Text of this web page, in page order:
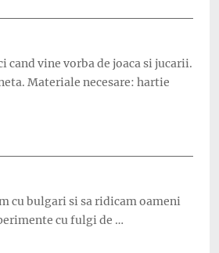
vine vorba de joaca si jucarii.
Materiale necesare: hartie
cu bulgari si sa ridicam oameni
cu fulgi de …